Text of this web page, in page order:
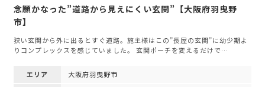
念願かなった”道路から見えにくい玄関”【大阪府羽曳野
市】
狭い玄関から外に出るとすぐ道路。施主様はこの”長屋の玄関”に幼少期よ
りコンプレックスを感じていました。 玄関ポーチを変えるだけで…
エリア
大阪府羽曳野市